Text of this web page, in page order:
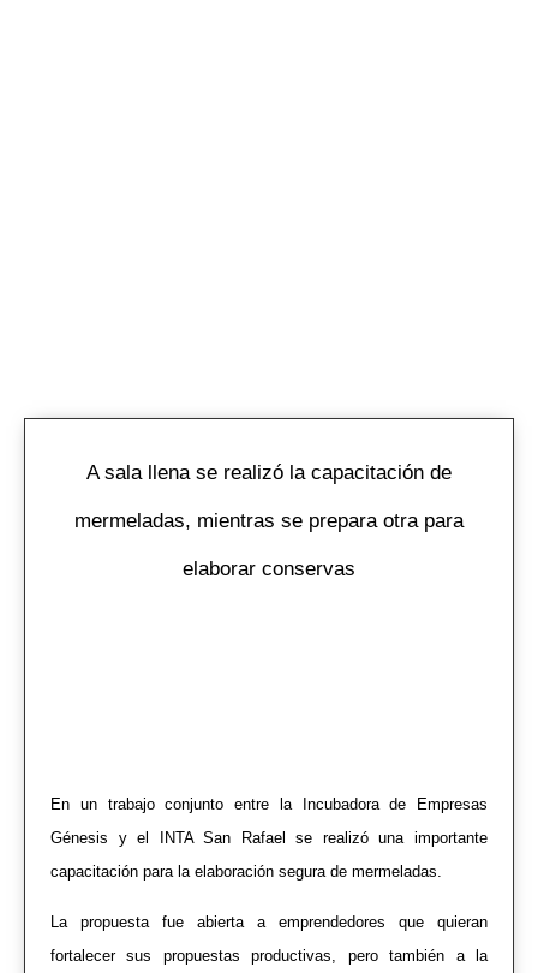
A sala llena se realizó la capacitación de
mermeladas, mientras se prepara otra para
elaborar conservas
En un trabajo conjunto entre la Incubadora de Empresas
Génesis y el INTA San Rafael se realizó una importante
capacitación para la elaboración segura de mermeladas.
La propuesta fue abierta a emprendedores que quieran
fortalecer sus propuestas productivas, pero también a la